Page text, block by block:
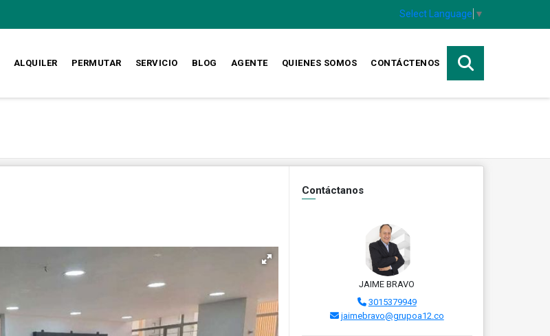
Select Language ▼
ALQUILER PERMUTAR SERVICIO BLOG AGENTE QUIENES SOMOS CONTÁCTENOS
Contáctanos
JAIME BRAVO
3015379949
jaimebravo@grupoa12.co